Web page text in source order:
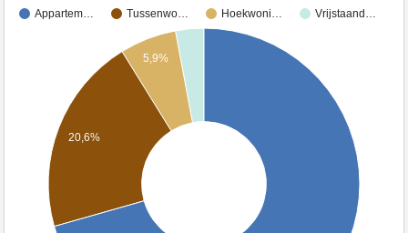
Appartem… Tussenwo… Hoekwoni… Vrijstaand…
5,9%
20,6%